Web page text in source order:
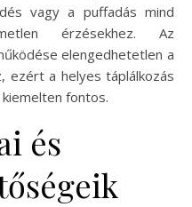
vagy a puffadás mind
érzésekhez. Az
elengedhetetlen a
ezért a helyes táplálkozás
fontos.
és